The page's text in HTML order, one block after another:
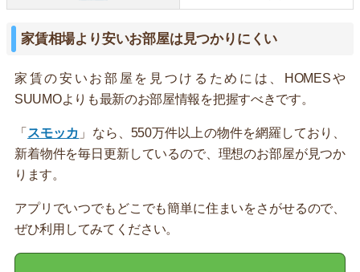
家賃相場より安いお部屋は見つかりにくい
家賃の安いお部屋を見つけるためには、HOMESや
SUUMOよりも最新のお部屋情報を把握すべきです。
「 スモッカ 」なら、550万件以上の物件を網羅しており、
新着物件を毎日更新しているので、理想のお部屋が見つか
ります。
アプリでいつでもどこでも簡単に住まいをさがせるので、
ぜひ利用してみてください。